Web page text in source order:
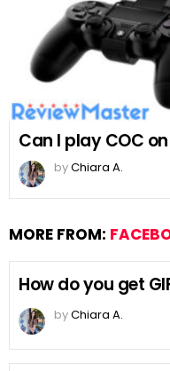
Can I play COC
byChiara A.
MORE FROM:
How do you get
byChiara A.